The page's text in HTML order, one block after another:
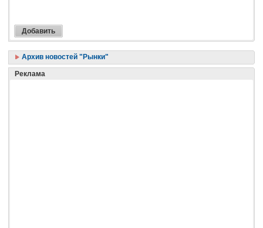
Архив новостей "Рынки"
Реклама